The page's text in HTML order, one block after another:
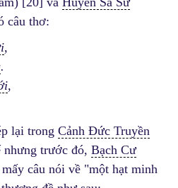
câu thơ:
,
.
,
lại trong Cảnh Đức Truyền
nhưng trước đó, Bạch Cư
câu nói về "một hạt minh